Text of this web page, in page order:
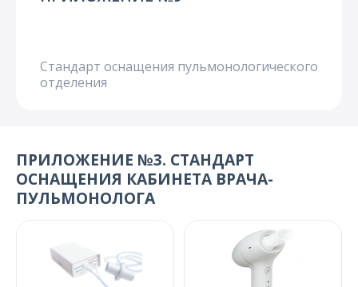
Стандарт оснащения пульмонологического
отделения
ПРИЛОЖЕНИЕ №3. СТАНДАРТ
ОСНАЩЕНИЯ КАБИНЕТА ВРАЧА-
ПУЛЬМОНОЛОГА